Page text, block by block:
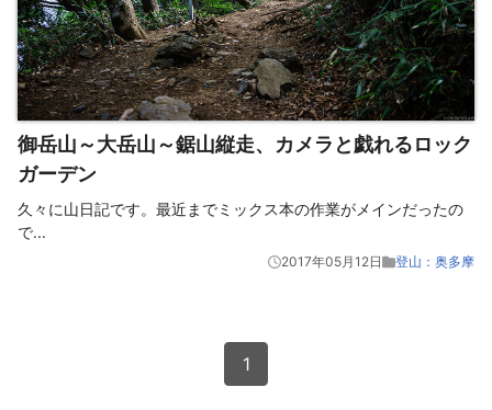
御岳山～大岳山～鋸山縦走、カメラと戯れるロック
ガーデン
久々に山日記です。最近までミックス本の作業がメインだったの
で...
2017年05月12日 登山：奥多摩
1